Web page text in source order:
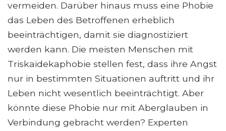
vermeiden. Darüber hinaus muss eine Phobie
das Leben des Betroffenen erheblich
beeinträchtigen, damit sie diagnostiziert
werden kann. Die meisten Menschen mit
Triskaidekaphobie stellen fest, dass ihre Angst
nur in bestimmten Situationen auftritt und ihr
Leben nicht wesentlich beeinträchtigt. Aber
könnte diese Phobie nur mit Aberglauben in
Verbindung gebracht werden? Experten